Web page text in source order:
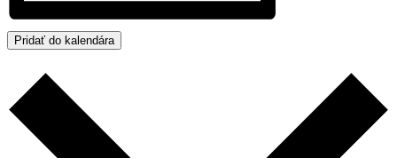
Pridať do kalendára